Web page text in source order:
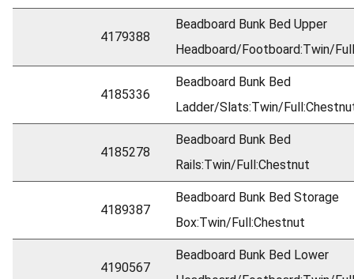
4179388
Beadboard Bunk Bed Upper
Headboard/Footboard:Twin/
4185336
Beadboard Bunk Bed
Ladder/Slats:Twin/
4185278
Beadboard Bunk Bed
Rails:Twin/Full:Chestnut
4189387
Beadboard Bunk Bed Storage
Box:Twin/Full:Chestnut
4190567
Beadboard Bunk Bed Lower